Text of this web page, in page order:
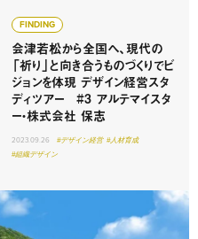
FINDING
会津若松から全国へ、現代の
「祈り」と向き合うものづくりでビ
ジョンを体現 デザイン経営スタ
ディツアー #3 アルテマイスタ
ー・株式会社 保志
2023.09.26 #デザイン経営 #人材育成
#組織デザイン